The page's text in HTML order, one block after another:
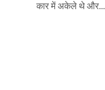
कार में अकेले थे और...